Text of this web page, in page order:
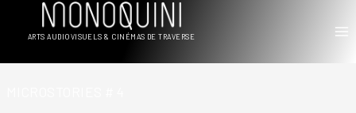
ARTS AUDIOVISUELS & CINÉMAS DE TRAVERSE